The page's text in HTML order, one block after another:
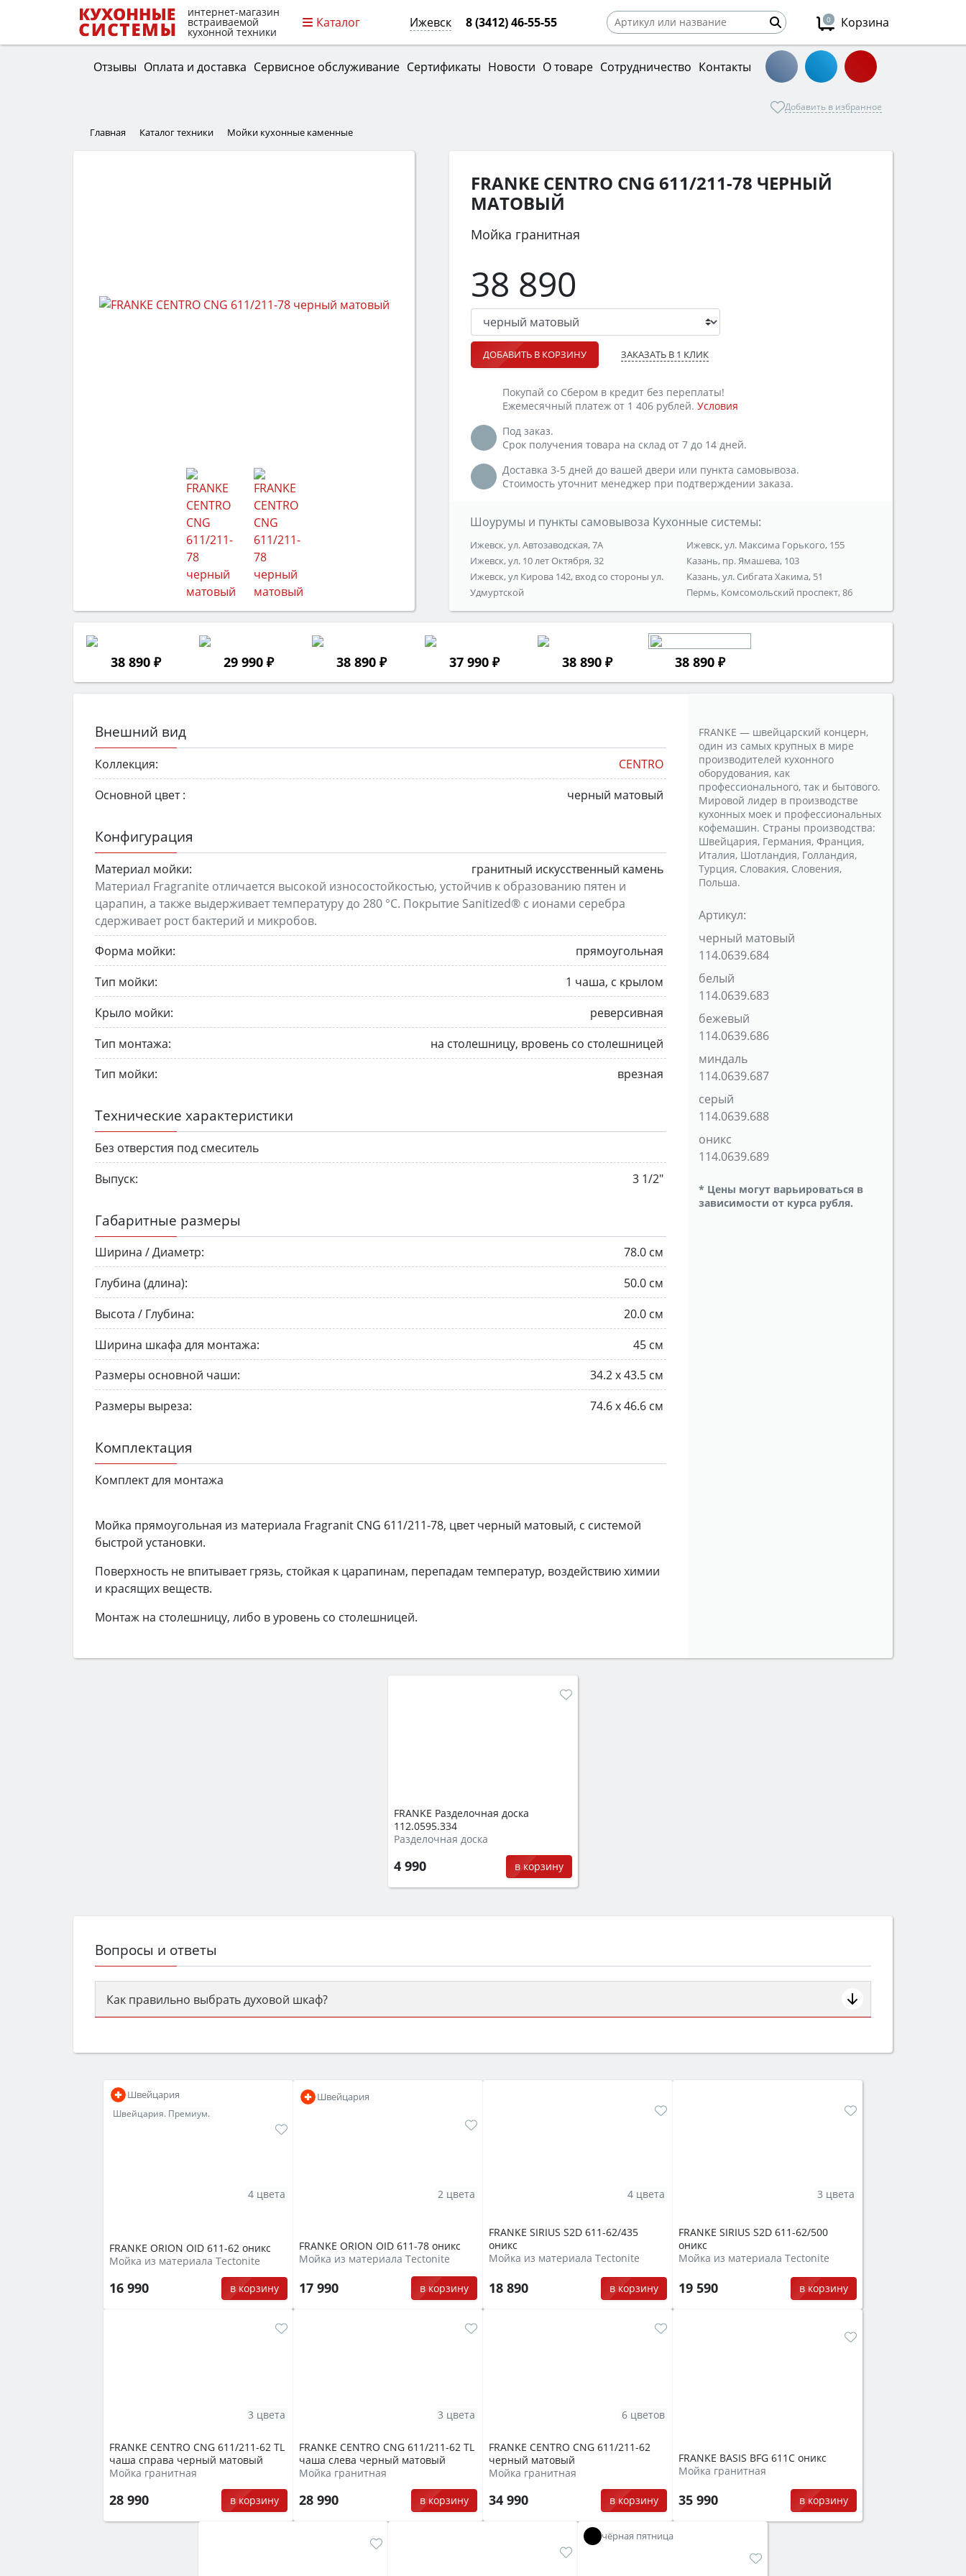
интернет-магазин
встраиваемой
кухонной техники
Каталог Ижевск 8 (3412) 46-55-55 0 Корзина
Отзывы Оплата и доставка Сервисное обслуживание Сертификаты Новости О товаре Сотрудничество Контакты
Добавить в избранное
Главная Каталог техники Мойки кухонные каменные
38 890 ₽ 29 990 ₽ 38 890 ₽ 37 990 ₽ 38 890 ₽ 38 890 ₽
FRANKE CENTRO CNG 611/211-78 ЧЕРНЫЙ
МАТОВЫЙ
Мойка гранитная
38 890
ДОБАВИТЬ В КОРЗИНУ ЗАКАЗАТЬ В 1 КЛИК
Покупай со Сбером в кредит без переплаты!
Ежемесячный платеж от 1 406 рублей. Условия
Под заказ.
Срок получения товара на склад от 7 до 14 дней.
Доставка 3-5 дней до вашей двери или пункта самовывоза.
Стоимость уточнит менеджер при подтверждении заказа.
Шоурумы и пункты самовывоза Кухонные системы:
Ижевск, ул. Автозаводская, 7А
Ижевск, ул. 10 лет Октября, 32
Ижевск, ул Кирова 142, вход со стороны ул.
Удмуртской
Ижевск, ул. Максима Горького, 155
Казань, пр. Ямашева, 103
Казань, ул. Сибгата Хакима, 51
Пермь, Комсомольский проспект, 86
Внешний вид
Коллекция:
CENTRO
Основной цвет :
черный матовый
Конфигурация
Материал мойки:
гранитный искусственный камень
Материал Fragranite отличается высокой износостойкостью, устойчив к образованию пятен и
царапин, а также выдерживает температуру до 280 °C. Покрытие Sanitized® с ионами серебра
сдерживает рост бактерий и микробов.
Форма мойки:
прямоугольная
Тип мойки:
1 чаша, с крылом
Крыло мойки:
реверсивная
Тип монтажа:
на столешницу, вровень со столешницей
Тип мойки:
врезная
Технические характеристики
Без отверстия под смеситель
Выпуск:
3 1/2"
Габаритные размеры
Ширина / Диаметр:
78.0 см
Глубина (длина):
50.0 см
Высота / Глубина:
20.0 см
Ширина шкафа для монтажа:
45 см
Размеры основной чаши:
34.2 х 43.5 см
Размеры выреза:
74.6 х 46.6 см
Комплектация
Комплект для монтажа
Мойка прямоугольная из материала Fragranit CNG 611/211-78, цвет черный матовый, с системой
быстрой установки.
Поверхность не впитывает грязь, стойкая к царапинам, перепадам температур, воздействию химии
и красящих веществ.
Монтаж на столешницу, либо в уровень со столешницей.
FRANKE — швейцарский концерн,
один из самых крупных в мире
производителей кухонного
оборудования, как
профессионального, так и бытового.
Мировой лидер в производстве
кухонных моек и профессиональных
кофемашин. Страны производства:
Швейцария, Германия, Франция,
Италия, Шотландия, Голландия,
Турция, Словакия, Словения,
Польша.
Артикул:
черный матовый
114.0639.684
белый
114.0639.683
бежевый
114.0639.686
миндаль
114.0639.687
серый
114.0639.688
оникс
114.0639.689
* Цены могут варьироваться в
зависимости от курса рубля.
FRANKE Разделочная доска
112.0595.334
Разделочная доска
4 990 в корзину
Вопросы и ответы
Как правильно выбрать духовой шкаф?
семьи, класс энергопотребления не ниже A и нужные функции (конвекция, гриль, самоочистка, защита от детей).
Швейцария
Швейцария. Премиум.
FRANKE ORION OID 611-62 оникс
Мойка из материала Tectonite
16 990 в корзину
4 цвета
Швейцария
FRANKE ORION OID 611-78 оникс
Мойка из материала Tectonite
17 990 в корзину
2 цвета
FRANKE SIRIUS S2D 611-62/435
оникс
Мойка из материала Tectonite
18 890 в корзину
4 цвета
FRANKE SIRIUS S2D 611-62/500
оникс
Мойка из материала Tectonite
19 590 в корзину
3 цвета
FRANKE CENTRO CNG 611/211-62 TL
чаша справа черный матовый
Мойка гранитная
28 990 в корзину
3 цвета
FRANKE CENTRO CNG 611/211-62 TL
чаша слева черный матовый
Мойка гранитная
28 990 в корзину
3 цвета
FRANKE CENTRO CNG 611/211-62
черный матовый
Мойка гранитная
34 990 в корзину
6 цветов
FRANKE BASIS BFG 611C оникс
Мойка гранитная
35 990 в корзину
чёрная пятница